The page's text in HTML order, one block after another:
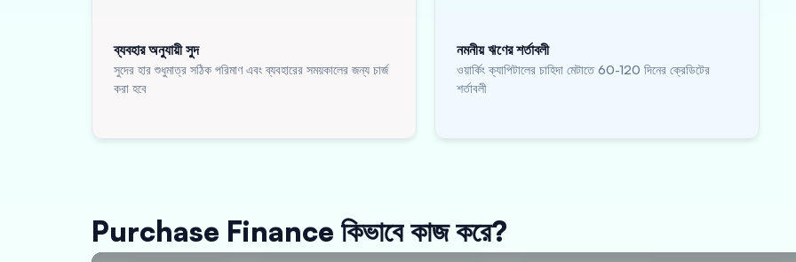
ব্যবহার অনুযায়ী সুদ
সুদের হার শুধুমাত্র সঠিক পরিমাণ এবং ব্যবহারের সময়কালের জন্য চার্জ
করা হবে
নমনীয় ঋণের শর্তাবলী
ওয়ার্কিং ক্যাপিটালের চাহিদা মেটাতে 60-120 দিনের ক্রেডিটের
শর্তাবলী
Purchase Finance কিভাবে কাজ করে?